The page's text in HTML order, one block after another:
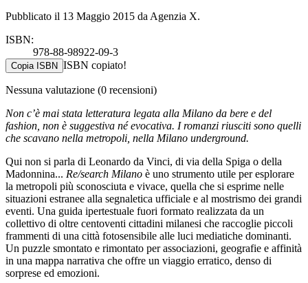
Pubblicato il 13 Maggio 2015 da Agenzia X.
ISBN:
978-88-98922-09-3
Copia ISBN ISBN copiato!
Nessuna valutazione (0 recensioni)
Non c’è mai stata letteratura legata alla Milano da bere e del
fashion, non è suggestiva né evocativa. I romanzi riusciti sono quelli
che scavano nella metropoli, nella Milano underground.
Qui non si parla di Leonardo da Vinci, di via della Spiga o della
Madonnina... Re/search Milano è uno strumento utile per esplorare
la metropoli più sconosciuta e vivace, quella che si esprime nelle
situazioni estranee alla segnaletica ufficiale e al mostrismo dei grandi
eventi. Una guida ipertestuale fuori formato realizzata da un
collettivo di oltre centoventi cittadini milanesi che raccoglie piccoli
frammenti di una città fotosensibile alle luci mediatiche dominanti.
Un puzzle smontato e rimontato per associazioni, geografie e affinità
in una mappa narrativa che offre un viaggio erratico, denso di
sorprese ed emozioni.